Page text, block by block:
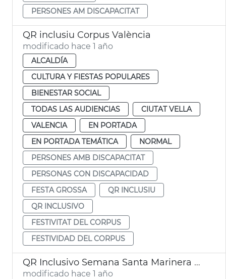
PERSONES AM DISCAPACITAT
QR inclusiu Corpus València
modificado hace 1 año
ALCALDÍA
CULTURA Y FIESTAS POPULARES
BIENESTAR SOCIAL
TODAS LAS AUDIENCIAS
CIUTAT VELLA
VALENCIA
EN PORTADA
EN PORTADA TEMÁTICA
NORMAL
PERSONES AMB DISCAPACITAT
PERSONAS CON DISCAPACIDAD
FESTA GROSSA
QR INCLUSIU
QR INCLUSIVO
FESTIVITAT DEL CORPUS
FESTIVIDAD DEL CORPUS
QR Inclusivo Semana Santa Marinera de València
modificado hace 1 año